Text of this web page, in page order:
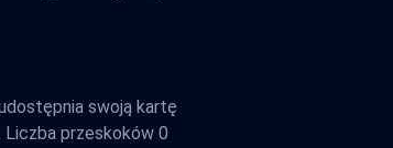
swoją kartę
przeskoków 0